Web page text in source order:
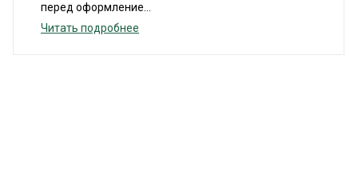
перед оформление...
Читать подробнее